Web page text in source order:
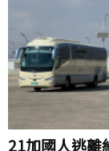
21加國人逃離